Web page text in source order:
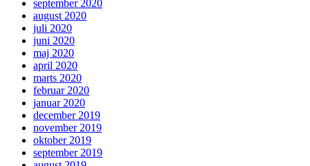
september 2020
august 2020
juli 2020
juni 2020
maj 2020
april 2020
marts 2020
februar 2020
januar 2020
december 2019
november 2019
oktober 2019
september 2019